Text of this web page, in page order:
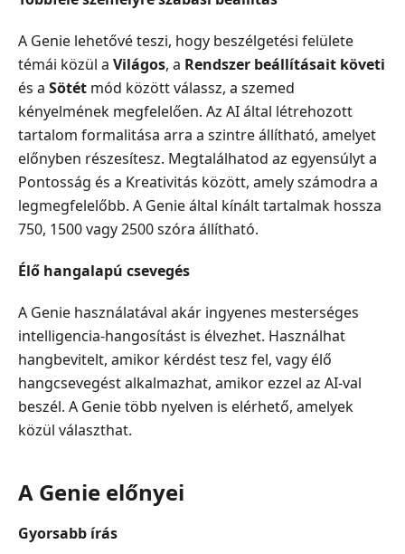
A Genie lehetővé teszi, hogy beszélgetési felülete
témái közül a Világos, a Rendszer beállításait követi
és a Sötét mód között válassz, a szemed
kényelmének megfelelően. Az AI által létrehozott
tartalom formalitása arra a szintre állítható, amelyet
előnyben részesítesz. Megtalálhatod az egyensúlyt a
Pontosság és a Kreativitás között, amely számodra a
legmegfelelőbb. A Genie által kínált tartalmak hossza
750, 1500 vagy 2500 szóra állítható.
Élő hangalapú csevegés
A Genie használatával akár ingyenes mesterséges
intelligencia-hangosítást is élvezhet. Használhat
hangbevitelt, amikor kérdést tesz fel, vagy élő
hangcsevegést alkalmazhat, amikor ezzel az AI-val
beszél. A Genie több nyelven is elérhető, amelyek
közül választhat.
A Genie előnyei
Gyorsabb írás